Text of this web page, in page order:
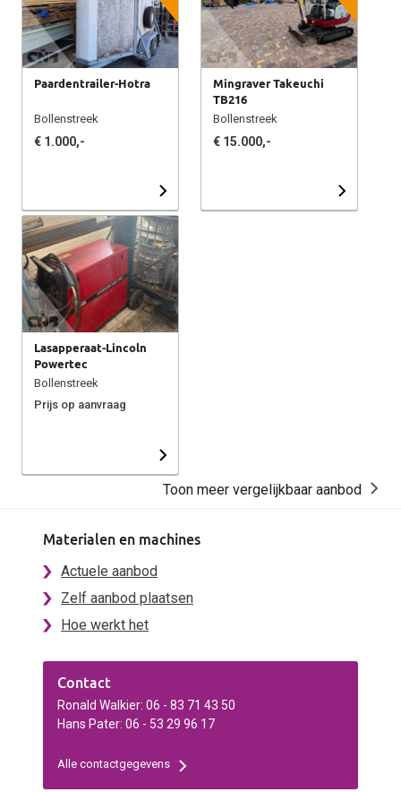
Paardentrailer-Hotra
Bollenstreek
€ 1.000,-
Mingraver Takeuchi
TB216
Bollenstreek
€ 15.000,-
Lasapperaat-Lincoln
Powertec
Bollenstreek
Prijs op aanvraag
Toon meer vergelijkbaar aanbod
Materialen en machines
Actuele aanbod
Zelf aanbod plaatsen
Hoe werkt het
Contact
Ronald Walkier: 06 - 83 71 43 50
Hans Pater: 06 - 53 29 96 17
Alle contactgegevens